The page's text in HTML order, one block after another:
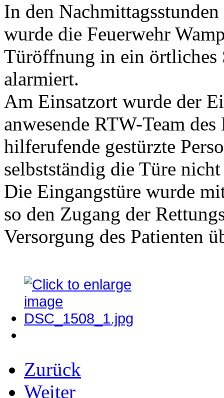
In den
wurde die Feuerwehr
Türöffnung in ein örtliches
alarmiert.
Am Einsatzort wurde der
anwesende RTW-Team
hilferufende gestürzte
selbstständig die Türe
Die Eingangstüre wurde
so den Zugang der
Versorgung des Patienten
Zurück
Weiter